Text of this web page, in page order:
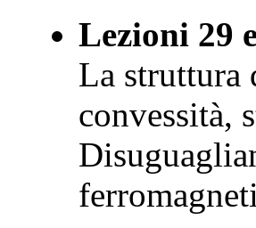
Lezioni 29
La struttura
convessità,